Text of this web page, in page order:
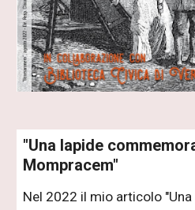
"Una lapide
Mompracem"
Nel 2022 il mio articolo "Una